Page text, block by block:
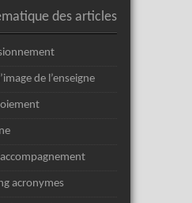
des articles
de l’enseigne
acronymes